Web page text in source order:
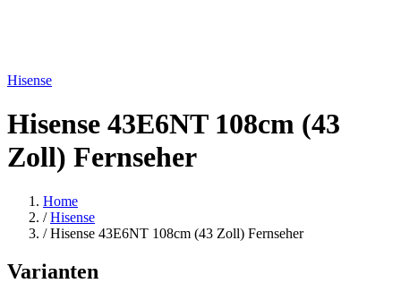
Hisense
Hisense 43E6NT 108cm (43
Zoll) Fernseher
Home
/ Hisense
/ Hisense 43E6NT 108cm (43 Zoll) Fernseher
Varianten